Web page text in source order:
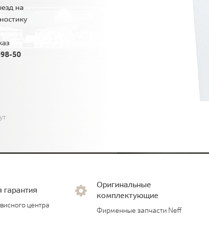
на
50
центра
Оригинальные
комплектующие
Фирменные запчасти Neff